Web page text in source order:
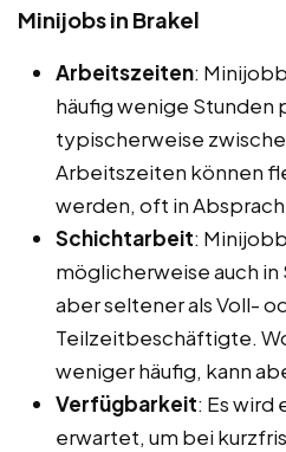
Minijobs in Brakel
Arbeitszeiten:
häufig wenige Stunden
typischerweise
Arbeitszeiten können
werden, oft in
Schichtarbeit:
möglicherweise auch
aber seltener als Voll-
Teilzeitbeschäftigte.
weniger häufig, kann
Verfügbarkeit: Es wird
erwartet, um bei